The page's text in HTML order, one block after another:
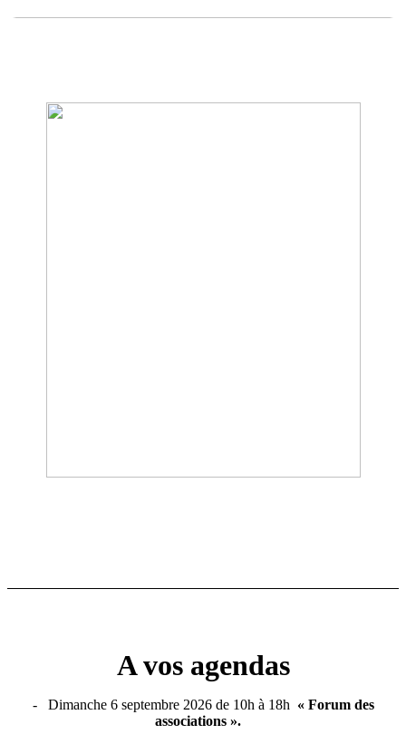
A vos agendas
- Dimanche 6 septembre 2026 de 10h à 18h « Forum des
associations ».